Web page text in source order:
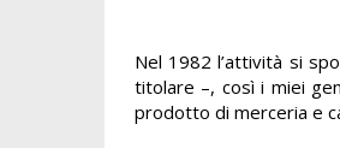
Nel 1982 l’attività si
titolare –, così i miei
prodotto di merceria e